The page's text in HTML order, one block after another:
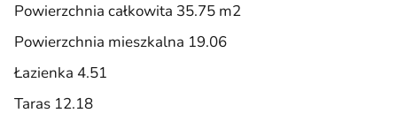
Powierzchnia całkowita 35.75 m2
Powierzchnia mieszkalna 19.06
Łazienka 4.51
Taras 12.18